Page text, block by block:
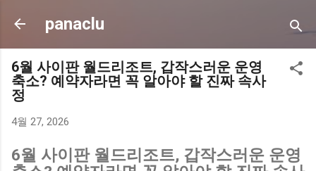
기본 콘텐츠로 건너뛰기
panaclu
6월 사이판 월드리조트, 갑작스러운 운영
축소? 예약자라면 꼭 알아야 할 진짜 속사
정
4월 27, 2026
6월 사이판 월드리조트, 갑작스러운 운영